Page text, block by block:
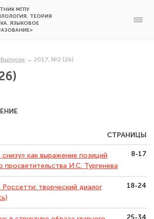
МГПУ
ТЕОРИЯ
ЯЗЫКОВОЕ
Выпуски → 2017, №2 (26)
СТРАНИЦЫ
как выражение позиций
просветительства И.С. Тургенева
8-17
творческий диалог
18-24
25-34